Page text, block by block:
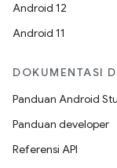
Android 12
Android 11
DOKUMENTASI
Panduan Android
Panduan developer
Referensi API